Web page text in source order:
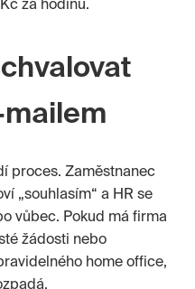
za hodinu.
proces. Zaměstnanec
„souhlasím“ a HR se
vůbec. Pokud má firma
žádosti nebo
home office,